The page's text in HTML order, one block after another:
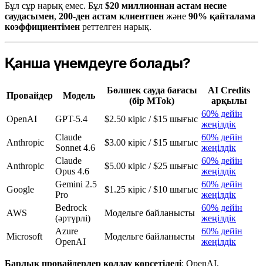
Бұл сұр нарық емес. Бұл $20 миллионнан астам несие
саудасымен, 200-ден астам клиентпен және 90% қайталама
коэффициентімен реттелген нарық.
Қанша үнемдеуге болады?
Провайдер Модель
Бөлшек сауда бағасы
(бір MTok)
AI Credits
арқылы
OpenAI
GPT-5.4 $2.50 кіріс / $15 шығыс
60% дейін
жеңілдік
Anthropic
Claude
Sonnet 4.6
$3.00 кіріс / $15 шығыс
60% дейін
жеңілдік
Anthropic
Claude
Opus 4.6
$5.00 кіріс / $25 шығыс
60% дейін
жеңілдік
Google
Gemini 2.5
Pro
$1.25 кіріс / $10 шығыс
60% дейін
жеңілдік
AWS
Bedrock
(әртүрлі)
Модельге байланысты
60% дейін
жеңілдік
Microsoft
Azure
OpenAI
Модельге байланысты
60% дейін
жеңілдік
Барлық провайдерлер қолдау көрсетіледі: OpenAI,